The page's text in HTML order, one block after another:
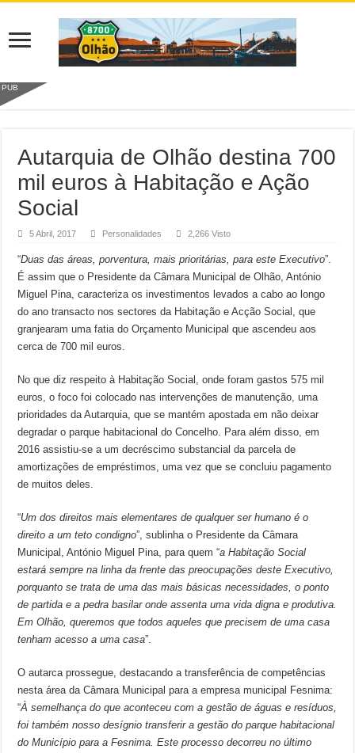
PUB
Autarquia de Olhão destina 700
mil euros à Habitação e Ação
Social
5 Abril, 2017 Personalidades 2,266 Visto
“Duas das áreas, porventura, mais prioritárias, para este Executivo”.
É assim que o Presidente da Câmara Municipal de Olhão, António
Miguel Pina, caracteriza os investimentos levados a cabo ao longo
do ano transacto nos sectores da Habitação e Acção Social, que
granjearam uma fatia do Orçamento Municipal que ascendeu aos
cerca de 700 mil euros.
No que diz respeito à Habitação Social, onde foram gastos 575 mil
euros, o foco foi colocado nas intervenções de manutenção, uma
prioridades da Autarquia, que se mantém apostada em não deixar
degradar o parque habitacional do Concelho. Para além disso, em
2016 assistiu-se a um decréscimo substancial da parcela de
amortizações de empréstimos, uma vez que se concluiu pagamento
de muitos deles.
“Um dos direitos mais elementares de qualquer ser humano é o
direito a um teto condigno”, sublinha o Presidente da Câmara
Municipal, António Miguel Pina, para quem “a Habitação Social
estará sempre na linha da frente das preocupações deste Executivo,
porquanto se trata de uma das mais básicas necessidades, o ponto
de partida e a pedra basilar onde assenta uma vida digna e produtiva.
Em Olhão, queremos que todos aqueles que precisem de uma casa
tenham acesso a uma casa”.
O autarca prossegue, destacando a transferência de competências
nesta área da Câmara Municipal para a empresa municipal Fesnima:
“À semelhança do que aconteceu com a gestão de águas e resíduos,
foi também nosso desígnio transferir a gestão do parque habitacional
do Município para a Fesnima. Este processo decorreu no último